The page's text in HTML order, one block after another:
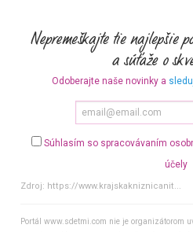
Odoberajte naše novinky a
Súhlasím so spracovávaním
účely
Zdroj: https://www.krajskakniznicanit...
Portál www.sdetmi.com nie je organizátorom